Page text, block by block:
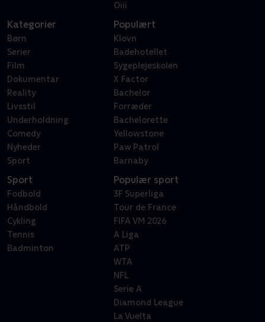
Oiii
Kategorier
Børn
Serier
Film
Dokumentar
Reality
Livsstil
Underholdning
Comedy
Nyheder
Sport
Populært
Klovn
Badehotellet
Sygeplejeskolen
X Factor
Bachelor
Forræder
Bachelorette
Yellowstone
Paw Patrol
Barnaby
Sport
Fodbold
Håndbold
Cykling
Tennis
Badminton
Populær sport
3F Superliga
Tour de France
FIFA VM 2026
A Liga
ATP
WTA
NFL
Serie A
Diamond League
La Vuelta